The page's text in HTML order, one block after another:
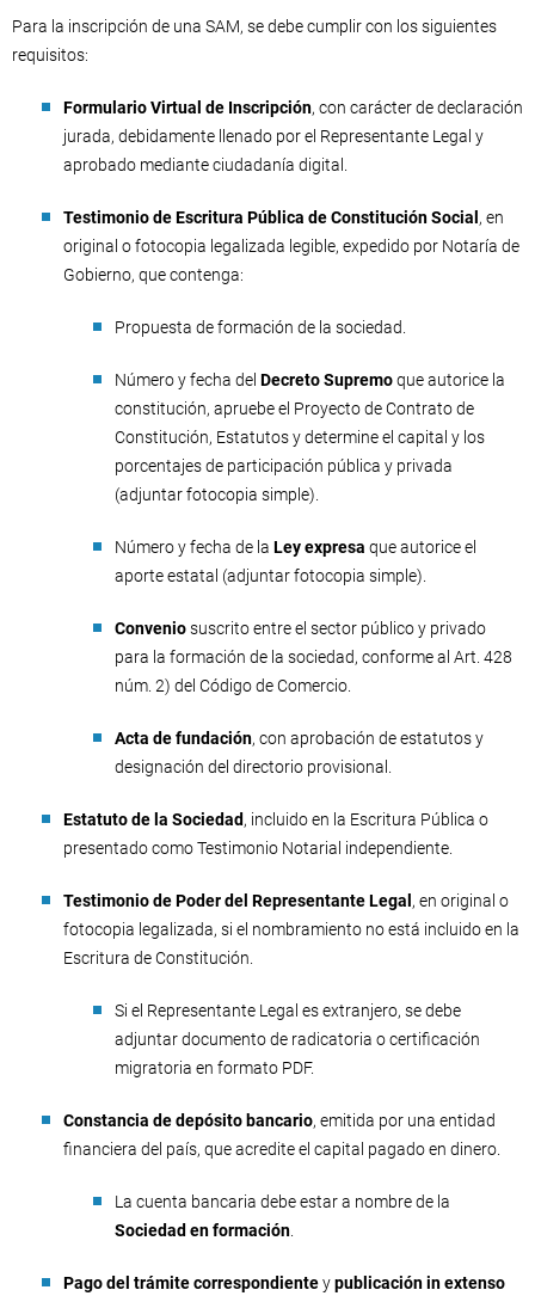
Para la inscripción de una SAM, se debe cumplir con los siguientes
requisitos:
Formulario Virtual de Inscripción, con carácter de declaración
jurada, debidamente llenado por el Representante Legal y
aprobado mediante ciudadanía digital.
Testimonio de Escritura Pública de Constitución Social , en
original o fotocopia legalizada legible, expedido por Notaría de
Gobierno, que contenga:
Propuesta de formación de la sociedad.
Número y fecha del Decreto Supremoque autorice la
constitución, apruebe el Proyecto de Contrato de
Constitución, Estatutos y determine el capital y los
porcentajes de participación pública y privada
(adjuntar fotocopia simple).
Número y fecha de la Ley expresa que autorice el
aporte estatal (adjuntar fotocopia simple).
Conveniosuscrito entre el sector público y privado
para la formación de la sociedad, conforme al Art. 428
núm. 2) del Código de Comercio.
Acta de fundación, con aprobación de estatutos y
designación del directorio provisional.
Estatuto de la Sociedad, incluido en la Escritura Pública o
presentado como Testimonio Notarial independiente.
Testimonio de Poder del Representante Legal , en original o
fotocopia legalizada, si el nombramiento no está incluido en la
Escritura de Constitución.
Si el Representante Legal es extranjero, se debe
adjuntar documento de radicatoria o certificación
migratoria en formato PDF.
Constancia de depósito bancario, emitida por una entidad
financiera del país, que acredite el capital pagado en dinero.
La cuenta bancaria debe estar a nombre de la
Sociedad en formación
Pago del trámite correspondienteypublicación in extenso